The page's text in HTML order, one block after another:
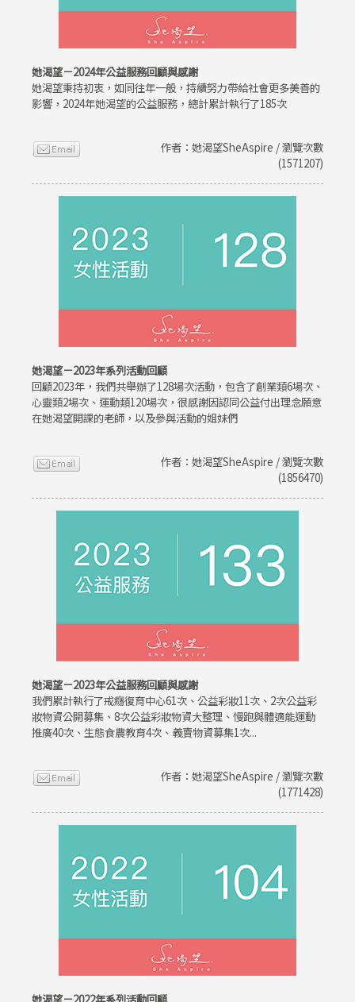
她渴望－2024年公益服務回顧與感謝
她渴望秉持初衷，如同往年一般，持續努力帶給社會更多美善的
影響，2024年她渴望的公益服務，總計累計執行了185次
作者：她渴望SheAspire / 瀏覽次數
(1571207)
她渴望－2023年系列活動回顧
回顧2023年，我們共舉辦了128場次活動，包含了創業類6場次、
心靈類2場次、運動類120場次，很感謝因認同公益付出理念願意
在她渴望開課的老師，以及參與活動的姐妹們
作者：她渴望SheAspire / 瀏覽次數
(1856470)
她渴望－2023年公益服務回顧與感謝
我們累計執行了戒癮復育中心61次、公益彩妝11次、2次公益彩
妝物資公開募集、8次公益彩妝物資大整理、慢跑與體適能運動
推廣40次、生態食農教育4次、義賣物資募集1次...
作者：她渴望SheAspire / 瀏覽次數
(1771428)